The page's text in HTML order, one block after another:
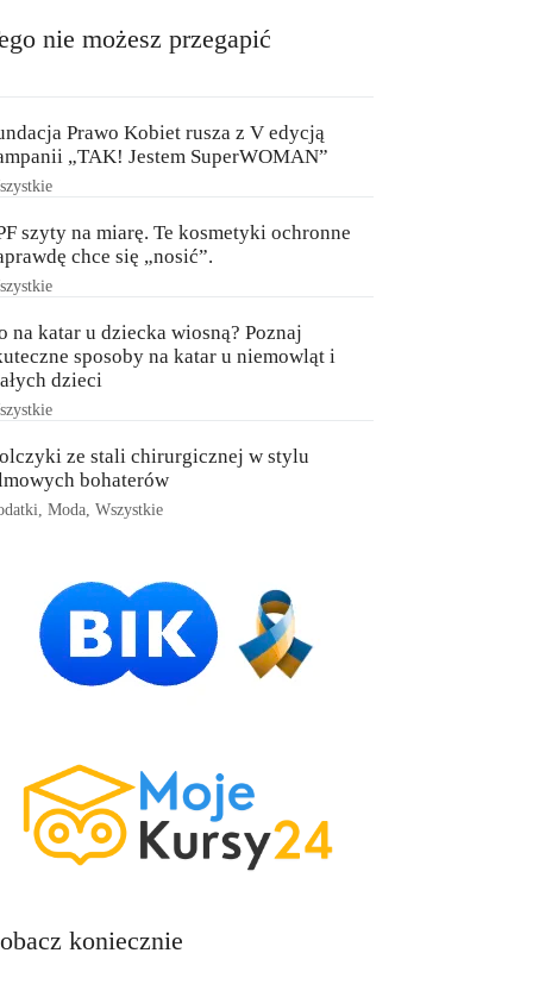
nie możesz przegapić
Prawo Kobiet rusza z V edycją
„TAK! Jestem SuperWOMAN”
szyty na miarę. Te kosmetyki ochronne
chce się „nosić”.
na katar u dziecka wiosną? Poznaj
sposoby na katar u niemowląt i
dzieci
ze stali chirurgicznej w stylu
bohaterów
,Moda,Wszystkie
koniecznie